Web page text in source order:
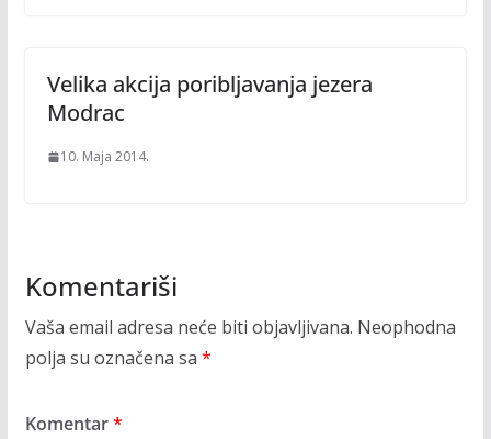
Velika akcija poribljavanja jezera
Modrac
10. Maja 2014.
Komentariši
Vaša email adresa neće biti objavljivana. Neophodna
polja su označena sa *
Komentar*